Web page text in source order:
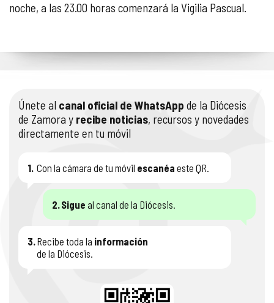
noche, a las 23.00 horas comenzará la Vigilia Pascual.
Únete al canal oficial de WhatsApp de la Diócesis
de Zamora y recibe noticias, recursos y novedades
directamente en tu móvil
1. Con la cámara de tu móvil escanéa este QR.
2.Sigue al canal de la Diócesis.
3.Recibe toda la información
de la Diócesis.